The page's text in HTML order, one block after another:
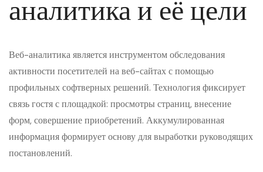
аналитика и её цели
Веб-аналитика является инструментом обследования
активности посетителей на веб-сайтах с помощью
профильных софтверных решений. Технология фиксирует
связь гостя с площадкой: просмотры страниц, внесение
форм, совершение приобретений. Аккумулированная
информация формирует основу для выработки руководящих
постановлений.